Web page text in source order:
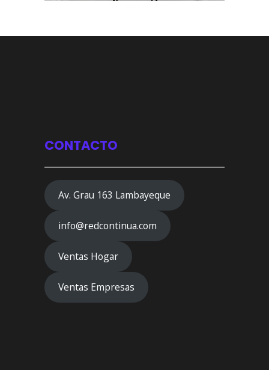
CONTACTO
Av. Grau 163 Lambayeque
info@redcontinua.com
Ventas Hogar
Ventas Empresas